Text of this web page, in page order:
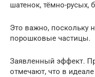
шатенок, тёмно-русых,
Это важно, поскольку
порошковые частицы.
Заявленный эффект.
отмечают, что в